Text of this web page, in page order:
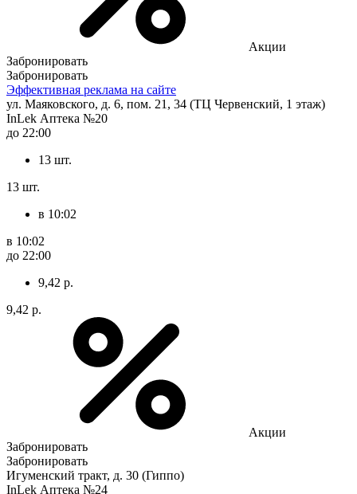
Акции
Забронировать
Забронировать
Эффективная реклама на сайте
ул. Маяковского, д. 6, пом. 21, 34 (ТЦ Червенский, 1 этаж)
InLek Аптека №20
до 22:00
13 шт.
13 шт.
в 10:02
в 10:02
до 22:00
9,42 р.
9,42 р.
Акции
Забронировать
Забронировать
Игуменский тракт, д. 30 (Гиппо)
InLek Аптека №24